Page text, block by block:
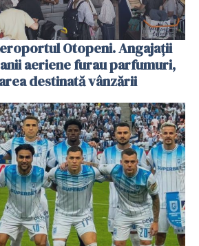
Otopeni. Angajații
aeriene furau parfumuri,
destinată vânzării